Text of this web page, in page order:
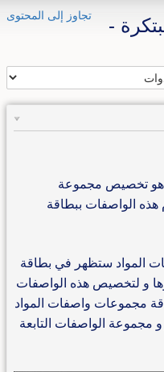
تجاوز إلى المحتوى
-
تخصيص مجموعة
الواصفات ببطاقة
المواد ستظهر في بطاقة
و لتخصيص هذه الواصفات
مجموعات واصفات المواد
مجموعة الواصفات التابعة